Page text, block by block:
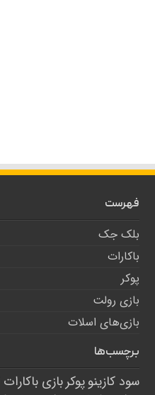
فهرست
بلک جک
باکارات
پوکر
بازی رولت
بازی‌های اسلات
برچسب‌ها
سود کازینوپوکربازی باکارات